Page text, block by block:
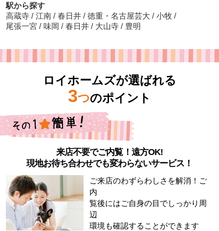
駅から探す
高蔵寺 / 江南 / 春日井 / 徳重・名古屋芸大 / 小牧 /
尾張一宮 / 味岡 / 春日井 / 大山寺 / 豊明
ロイホームズが選ばれる
3つのポイント
来店不要でご内覧！遠方OK!
現地お待ち合わせでも変わらないサービス！
ご来店のわずらわしさを解消！ご
内
覧後にはご自身の目でしっかり周
辺
環境も確認することができます